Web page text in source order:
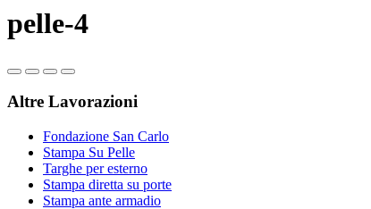
pelle-4
Altre Lavorazioni
Fondazione San Carlo
Stampa Su Pelle
Targhe per esterno
Stampa diretta su porte
Stampa ante armadio